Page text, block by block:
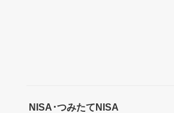
NISA･つみたてNISA